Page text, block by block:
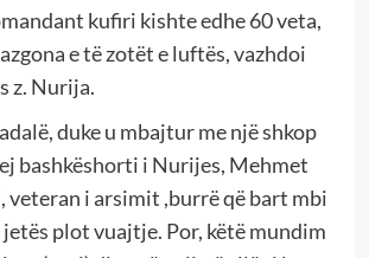
kufiri kishte edhe 60 veta,
e të zotët e luftës, vazhdoi
z. Nurija.
duke u mbajtur me një shkop
bashkëshorti i Nurijes, Mehmet
veteran i arsimit ,burrë që bart mbi
plot vuajtje. Por, këtë mundim